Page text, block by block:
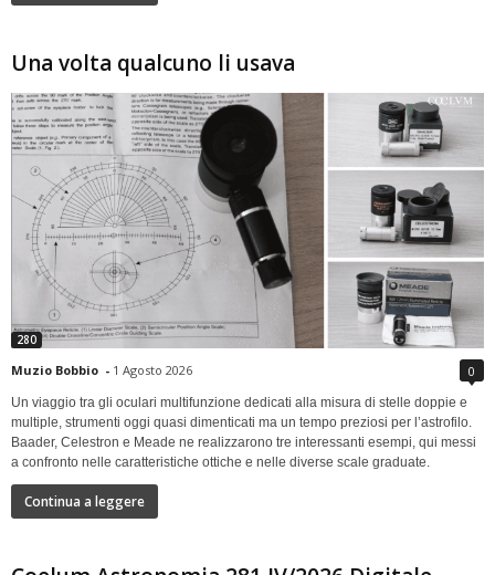
Una volta qualcuno li usava
280
Muzio Bobbio - 1 Agosto 2026 0
Un viaggio tra gli oculari multifunzione dedicati alla misura di stelle doppie e
multiple, strumenti oggi quasi dimenticati ma un tempo preziosi per l’astrofilo.
Baader, Celestron e Meade ne realizzarono tre interessanti esempi, qui messi
a confronto nelle caratteristiche ottiche e nelle diverse scale graduate.
Continua a leggere